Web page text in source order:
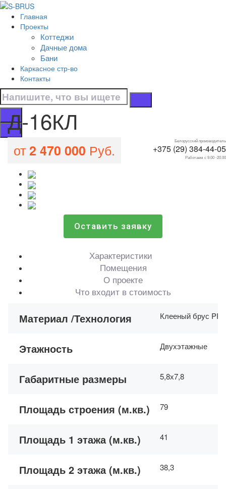
Перейти к контенту
Главная
Проекты
Коттеджи
Дачные дома
Бани
Каркасное стр-во
Контакты
Белорусский производитель
+375 (29) 384-44-05
Работаем с 9.00 -20.00
Д-16КЛ
Все проекты домов
Д-16КЛ
Д-16КЛ
от2 470 000 Руб.
Оставить заявку
Характеристики
Помещения
О проекте
Что входит в стоимость
Материал /Технология Клееный брус
Этажность Двухэтажные
Габаритные размеры 5,8х7,8
Площадь строения (м.кв.) 79
Площадь 1 этажа (м.кв.) 41
Площадь 2 этажа (м.кв.) 38,3